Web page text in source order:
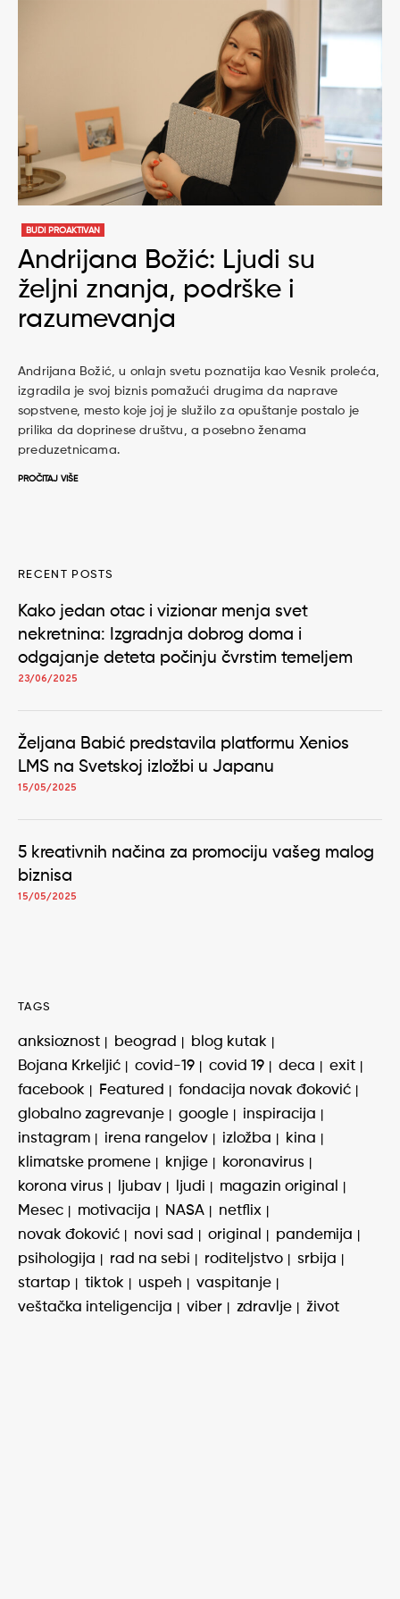
BUDI PROAKTIVAN
Andrijana Božić: Ljudi su
željni znanja, podrške i
razumevanja
Andrijana Božić, u onlajn svetu poznatija kao Vesnik proleća,
izgradila je svoj biznis pomažući drugima da naprave
sopstvene, mesto koje joj je služilo za opuštanje postalo je
prilika da doprinese društvu, a posebno ženama
preduzetnicama.
PROČITAJ VIŠE
RECENT POSTS
Kako jedan otac i vizionar menja svet
nekretnina: Izgradnja dobrog doma i
odgajanje deteta počinju čvrstim temeljem
23/06/2025
Željana Babić predstavila platformu Xenios
LMS na Svetskoj izložbi u Japanu
15/05/2025
5 kreativnih načina za promociju vašeg malog
biznisa
15/05/2025
TAGS
anksioznost beograd
blog kutak
Bojana Krkeljić
covid-19 covid 19 deca
exit
facebook
Featured
fondacija novak đoković
globalno zagrevanje
google
inspiracija
instagram
irena rangelov izložba
kina
klimatske promene
knjige
koronavirus
korona virus
ljubav ljudi
magazin original
Mesec
motivacija NASA
netflix
novak đoković
novi sad original
pandemija
psihologija
rad na sebi roditeljstvo
srbija
startap
tiktok uspeh
vaspitanje
veštačka inteligencija
viber zdravlje život